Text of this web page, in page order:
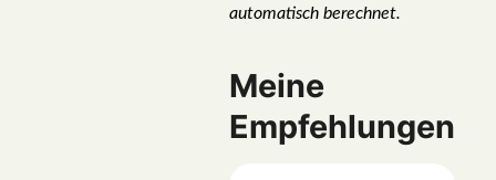
automatisch berechnet.
Meine
Empfehlungen